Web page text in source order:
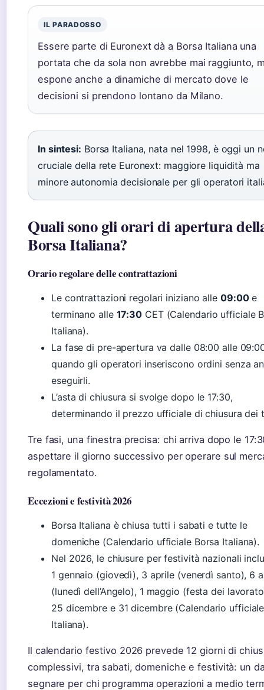
IL PARADOSSO
Essere parte di Euronext dà a Borsa Italiana una
portata che da sola non avrebbe mai raggiunto,
espone anche a dinamiche di mercato dove le
decisioni si prendono lontano da Milano.
In sintesi: Borsa Italiana, nata nel 1998, è oggi un
cruciale della rete Euronext: maggiore liquidità ma
minore autonomia decisionale per gli operatori
Quali sono gli orari di apertura
Borsa Italiana?
Orario regolare delle contrattazioni
Le contrattazioni regolari iniziano alle 09:00e
terminano alle 17:30 CET (Calendario ufficiale
Italiana).
La fase di pre-apertura va dalle 08:00 alle
quando gli operatori inseriscono ordini senza
eseguirli.
L’asta di chiusura si svolge dopo le 17:30,
determinando il prezzo ufficiale di chiusura dei
Tre fasi, una finestra precisa: chi arriva dopo le
aspettare il giorno successivo per operare sul
regolamentato.
Eccezioni e festività 2026
Borsa Italiana è chiusa tutti i sabati e tutte le
domeniche (Calendario ufficiale Borsa Italiana).
Nel 2026, le chiusure per festività nazionali
1 gennaio (giovedì), 3 aprile (venerdì santo), 6
(lunedì dell’Angelo), 1 maggio (festa dei
25 dicembre e 31 dicembre (Calendario
Italiana).
Il calendario festivo 2026 prevede 12 giorni di
complessivi, tra sabati, domeniche e festività: un
segnare per chi programma operazioni a medio